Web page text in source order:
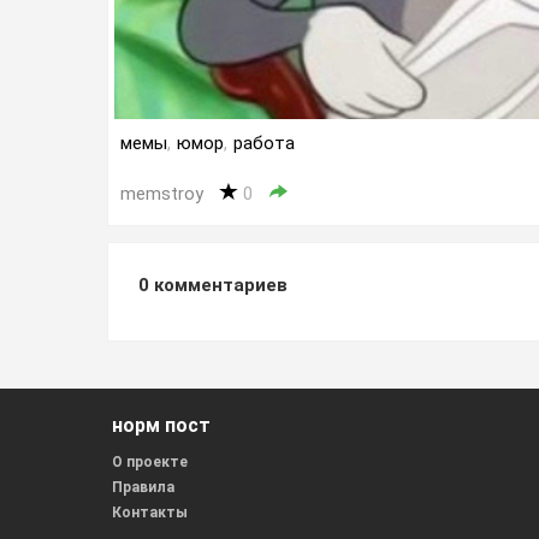
мемы, юмор, работа
memstroy 0
0 комментариев
норм пост
О проекте
Правила
Контакты